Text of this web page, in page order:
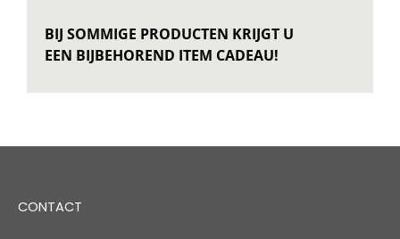
BIJ SOMMIGE PRODUCTEN KRIJGT U
EEN BIJBEHOREND ITEM CADEAU!
CONTACT